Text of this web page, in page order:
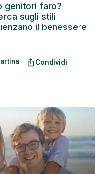
genitori faro?
sugli stili
il benessere
ios_share Condividi